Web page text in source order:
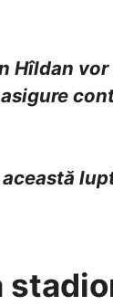
Hîldan